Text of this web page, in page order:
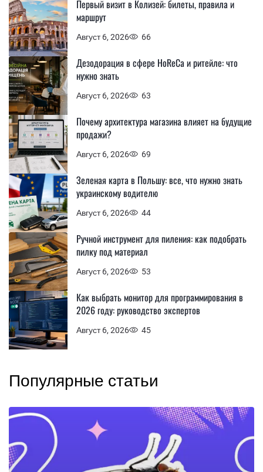
Август 6, 2026 66
Первый визит в Колизей: билеты, правила и
маршрут
Август 6, 2026 63
Дезодорация в сфере HoReCa и ритейле: что
нужно знать
Август 6, 2026 69
Почему архитектура магазина влияет на будущие
продажи?
Август 6, 2026 44
Зеленая карта в Польшу: все, что нужно знать
украинскому водителю
Август 6, 2026 53
Ручной инструмент для пиления: как подобрать
пилку под материал
Август 6, 2026 45
Как выбрать монитор для программирования в
2026 году: руководство экспертов
Популярные статьи